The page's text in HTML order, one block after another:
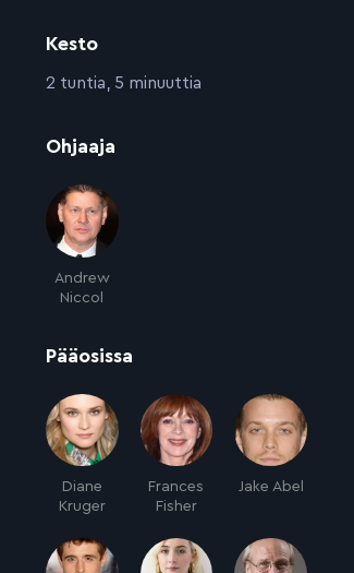
Kesto
:2 tuntia, 5 minuuttia
Ohjaaja
Andrew
Niccol
Pääosissa
Diane
Kruger
Frances
Fisher
Jake Abel